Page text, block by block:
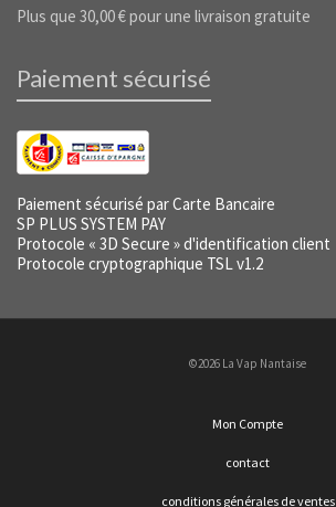
Plus que 30,00€pour une livraison gratuite
Paiement sécurisé
Paiement sécurisé par Carte Bancaire
SP PLUS SYSTEM PAY
Protocole « 3D Secure » d'identification client
Protocole cryptographique TSL v1.2
©2026 La Vap Nantaise
Mon Compte
contact
conditions générales de ventes